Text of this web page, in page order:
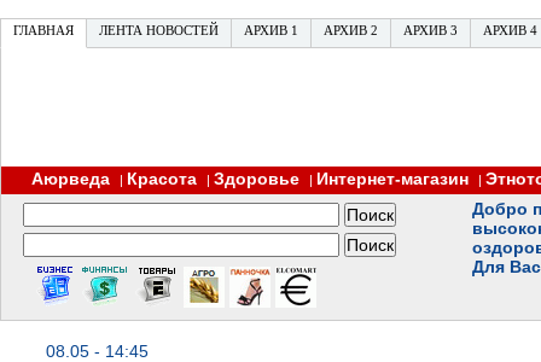
ГЛАВНАЯ ЛЕНТА НОВОСТЕЙ АРХИВ 1 АРХИВ 2 АРХИВ 3 АРХИВ 4
Аюрведа | Красота | Здоровье | Интернет-магазин |
Добро
Для
08.05 - 14:45